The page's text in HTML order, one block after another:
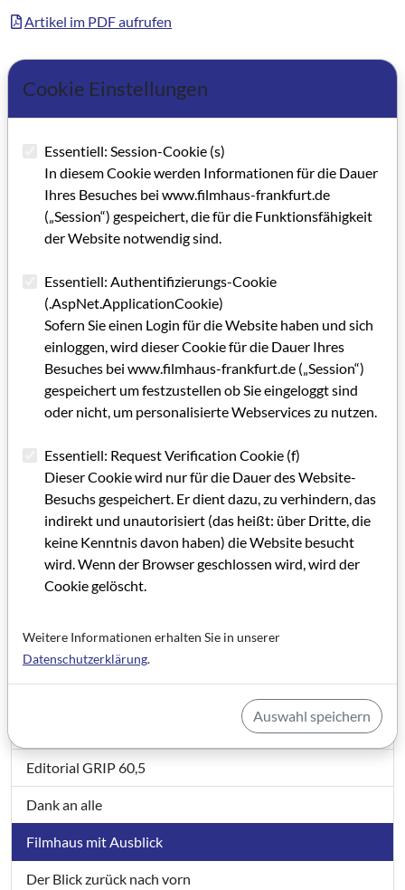
Artikel im PDF aufrufen
GRIP 60,5
Editorial GRIP 60,5
Dank an alle
Filmhaus mit Ausblick
Der Blick zurück nach vorn
Cookie Einstellungen
Essentiell: Session-Cookie (s)
In diesem Cookie werden Informationen für die Dauer
Ihres Besuches bei www.filmhaus-frankfurt.de
(„Session“) gespeichert, die für die Funktionsfähigkeit
der Website notwendig sind.
Essentiell: Authentifizierungs-Cookie
(.AspNet.ApplicationCookie)
Sofern Sie einen Login für die Website haben und sich
einloggen, wird dieser Cookie für die Dauer Ihres
Besuches bei www.filmhaus-frankfurt.de („Session“)
gespeichert um festzustellen ob Sie eingeloggt sind
oder nicht, um personalisierte Webservices zu nutzen.
Essentiell: Request Verification Cookie (f)
Dieser Cookie wird nur für die Dauer des Website-
Besuchs gespeichert. Er dient dazu, zu verhindern, das
indirekt und unautorisiert (das heißt: über Dritte, die
keine Kenntnis davon haben) die Website besucht
wird. Wenn der Browser geschlossen wird, wird der
Cookie gelöscht.
Weitere Informationen erhalten Sie in unserer
Datenschutzerklärung.
Auswahl speichern